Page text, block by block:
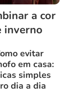
a cor
inverno
evitar
em casa:
simples
dia a dia